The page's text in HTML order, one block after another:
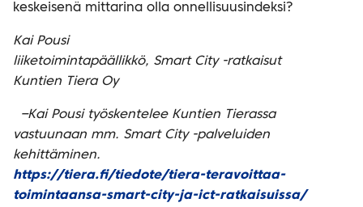
keskeisenä mittarina olla onnellisuusindeksi?
Kai Pousi
liiketoimintapäällikkö, Smart City -ratkaisut
Kuntien Tiera Oy
–Kai Pousi työskentelee Kuntien Tierassa
vastuunaan mm. Smart City -palveluiden
kehittäminen.
https://tiera.fi/tiedote/tiera-teravoittaa-
toimintaansa-smart-city-ja-ict-ratkaisuissa/